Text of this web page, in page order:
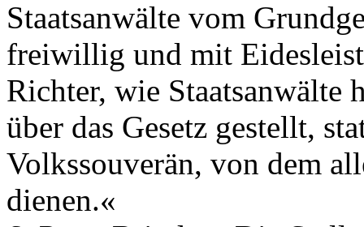
Staatsanwälte vom
freiwillig und mit
Richter, wie Staatsanwälte
über das Gesetz gestellt,
Volkssouverän, von dem
dienen.«